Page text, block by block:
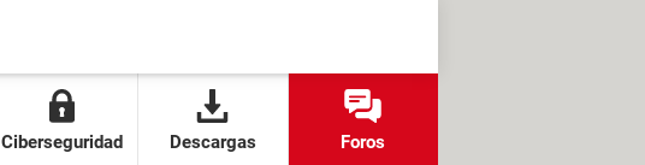
Ciberseguridad Descargas Foros